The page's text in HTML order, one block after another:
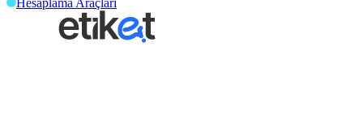
Hesaplama Araçları